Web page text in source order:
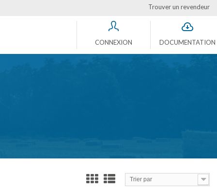
Trouver un revendeur
CONNEXION DOCUMENTATION
Trier par